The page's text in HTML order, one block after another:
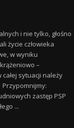
i nie tylko, głośno
życie człowieka
w wyniku
–
sytuacji należy
zastęp PSP
...